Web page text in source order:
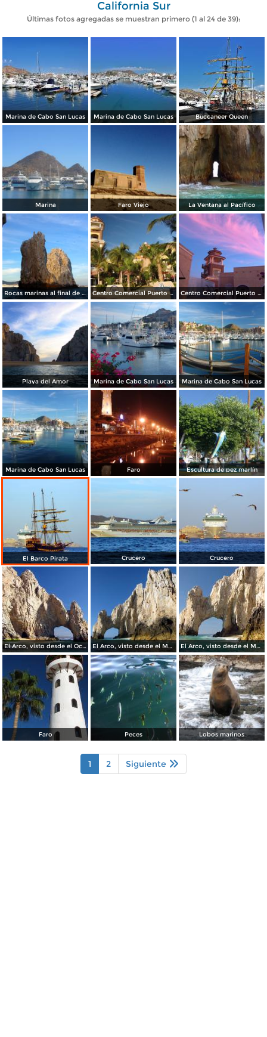
California Sur
Últimas fotos agregadas se muestran primero (1 al 24 de 39):
Marina de Cabo San Lucas Marina de Cabo San Lucas Buccaneer Queen
Marina Faro Viejo La Ventana al Pacífico
Rocas marinas al final de la Península Centro Comercial Puerto Paraíso Centro Comercial Puerto Paraíso
Playa del Amor Marina de Cabo San Lucas Marina de Cabo San Lucas
Marina de Cabo San Lucas Faro Escultura de pez marlín
El Barco Pirata Crucero Crucero
El Arco, visto desde el Océano Pacífico El Arco, visto desde el Mar de Cortés El Arco, visto desde el Mar de Cortés
Faro Peces Lobos marinos
1 2 Siguiente